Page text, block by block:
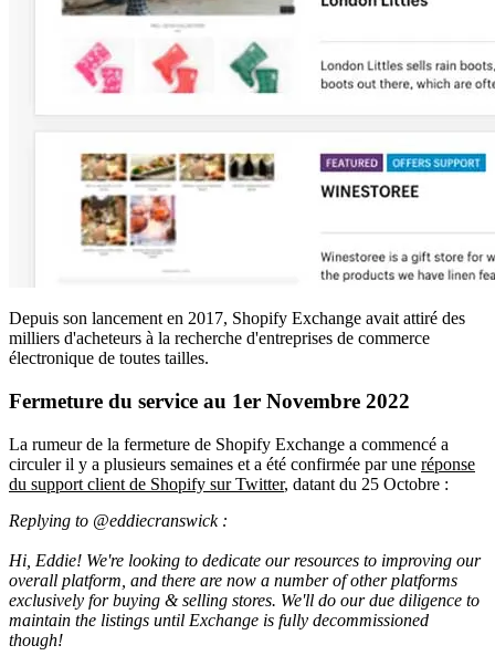
Depuis son lancement en 2017, Shopify Exchange avait attiré des
milliers d'acheteurs à la recherche d'entreprises de commerce
électronique de toutes tailles.
Fermeture du service au 1er Novembre 2022
La rumeur de la fermeture de Shopify Exchange a commencé a
circuler il y a plusieurs semaines et a été confirmée par une réponse
du support client de Shopify sur Twitter, datant du 25 Octobre :
Replying to @eddiecranswick :
Hi, Eddie! We're looking to dedicate our resources to improving our
overall platform, and there are now a number of other platforms
exclusively for buying & selling stores. We'll do our due diligence to
maintain the listings until Exchange is fully decommissioned
though!